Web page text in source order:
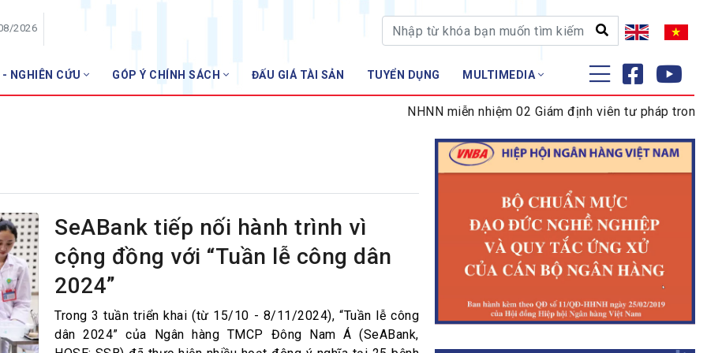
2026
NGHIÊN CỨU GÓP Ý CHÍNH SÁCH ĐẤU GIÁ TÀI SẢN TUYỂN DỤNG MULTIMEDIA
hàng
ĐÀO TẠO - NGHIÊN CỨU
Tập huấn
NHNN miễn nhiệm 02 Giám định viên tư pháp trong
SeABank tiếp nối hành trình vì
cộng đồng với “Tuần lễ công dân
2024”
Trong 3 tuần triển khai (từ 15/10 - 8/11/2024), “Tuần lễ công
dân 2024” của Ngân hàng TMCP Đông Nam Á (SeABank,